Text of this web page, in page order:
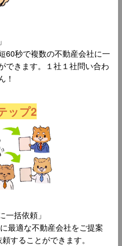
60秒で複数の不動産会社に一
できます。１社１社問い合わ
！
ップ2
一括依頼」
最適な不動産会社をご提案
することができます。